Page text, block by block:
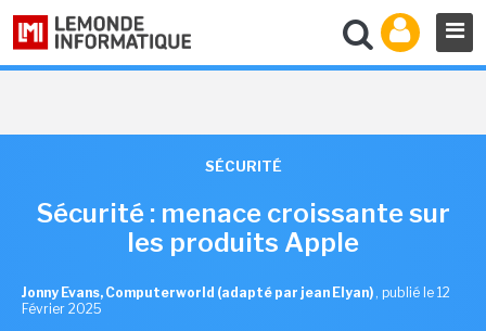
SÉCURITÉ
Sécurité : menace croissante sur
les produits Apple
Jonny Evans, Computerworld (adapté par jean Elyan) , publié le 12
Février 2025